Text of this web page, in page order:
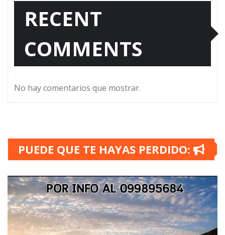
RECENT
COMMENTS
No hay comentarios que mostrar.
PUEDE QUE TE HAYAS PERDIDO: